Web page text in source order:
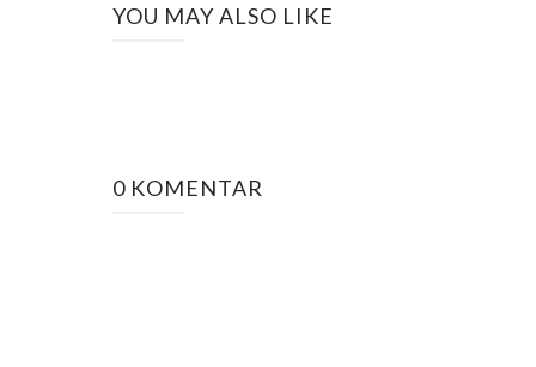
YOU MAY ALSO LIKE
0 KOMENTAR